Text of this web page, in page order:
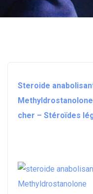
Steroide
cher – Stéroïdes